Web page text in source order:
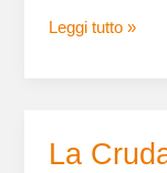
Leggi tutto »
La
La